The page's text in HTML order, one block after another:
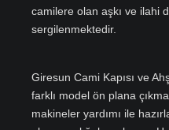
camilere olan aşkı ve ilahi
sergilenmektedir.
Giresun Cami Kapısı ve
farklı model ön plana
makineler yardımı ile